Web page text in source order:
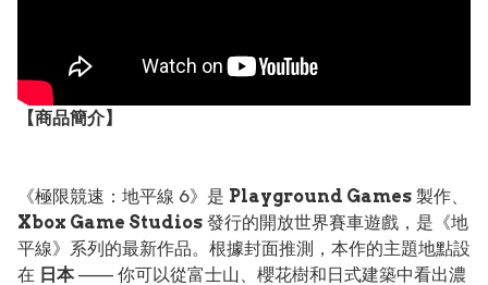
【商品簡介】
《極限競速：地平線 6》是 Playground Games 製作、
Xbox Game Studios 發行的開放世界賽車遊戲，是《地
平線》系列的最新作品。根據封面推測，本作的主題地點設
在 日本—— 你可以從富士山、櫻花樹和日式建築中看出濃